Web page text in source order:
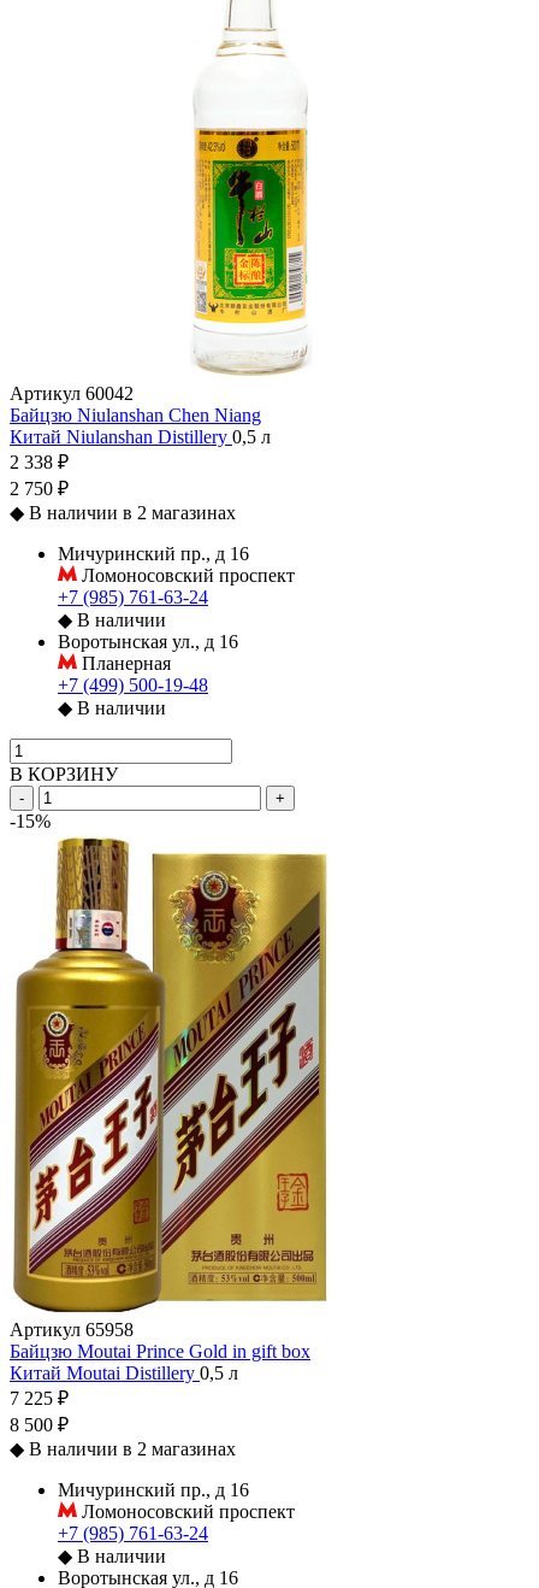
Артикул 60042
Байцзю Niulanshan Chen Niang
Китай Niulanshan Distillery 0,5 л
2 338 ₽
2 750 ₽
◆ В наличии в 2 магазинах
Мичуринский пр., д 16
Ломоносовский проспект
+7 (985) 761-63-24
◆ В наличии
Воротынская ул., д 16
Планерная
+7 (499) 500-19-48
◆ В наличии
В КОРЗИНУ
- +
-15%
Артикул 65958
Байцзю Moutai Prince Gold in gift box
Китай Moutai Distillery 0,5 л
7 225 ₽
8 500 ₽
◆ В наличии в 2 магазинах
Мичуринский пр., д 16
Ломоносовский проспект
+7 (985) 761-63-24
◆ В наличии
Воротынская ул., д 16